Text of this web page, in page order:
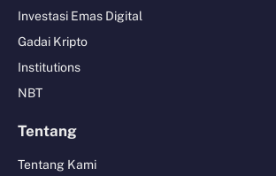
Investasi Emas Digital
Gadai Kripto
Institutions
NBT
Tentang
Tentang Kami